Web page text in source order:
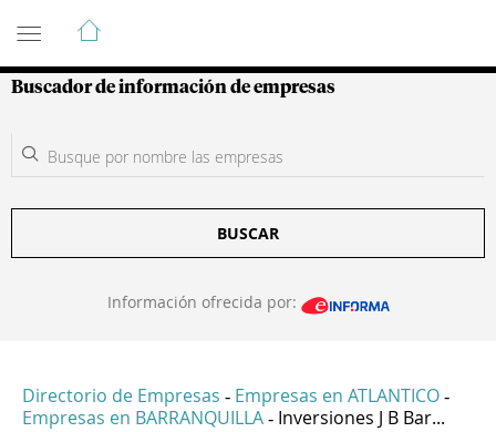
Guía de Empresas Colombianas
Buscador de información de empresas
BUSCAR
Información ofrecida por:
Directorio de Empresas - Empresas en ATLANTICO -
Empresas en BARRANQUILLA - Inversiones J B Bar...